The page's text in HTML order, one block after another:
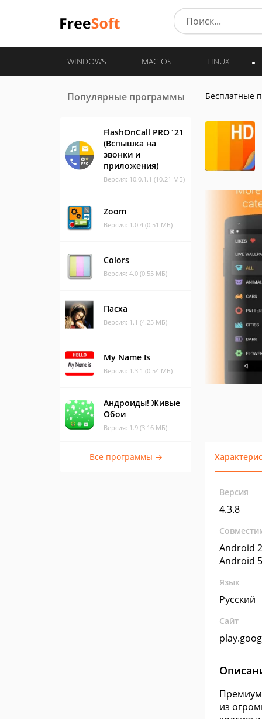
WINDOWS MAC OS LINUX
Популярные программы
FlashOnCall PRO`21
(Вспышка на
звонки и
приложения)
Версия: 10.0.1.1 (10.21 МБ)
Zoom
Версия: 1.0.4 (0.51 МБ)
Colors
Версия: 4.0 (0.55 МБ)
Пасха
Версия: 1.1 (4.25 МБ)
My Name Is
Версия: 1.3.1 (0.54 МБ)
Андроиды! Живые
Обои
Версия: 1.9 (3.16 МБ)
Все программы →
Бесплатные
Версия
4.3.8
Android
Android
Язык
Русский
Сайт
Премиум
из